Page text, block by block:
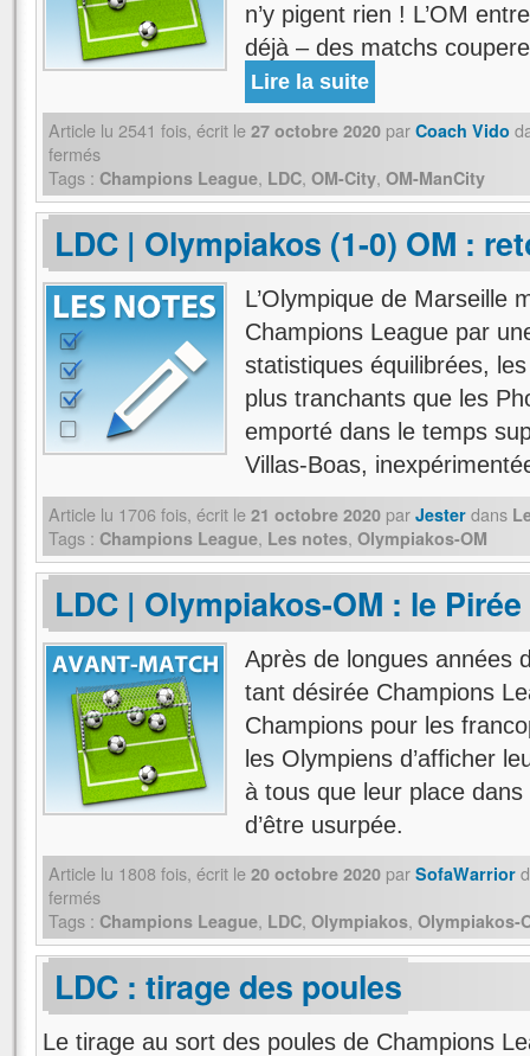
n’y pigent rien ! L’OM
déjà – des matchs
Lire la suite
Article lu 2541 fois, écrit le 27 octobre 2020 par Coach Vido
fermés
Tags : Champions League, LDC, OM-City, OM-ManCity
LDC | Olympiakos (1-0) OM :
L’Olympique de Marseille
Champions League par
statistiques équilibrées,
plus tranchants que les
emporté dans le temps
Villas-Boas,
Article lu 1706 fois, écrit le 21 octobre 2020 par Jester dans
Tags : Champions League, Les notes, Olympiakos-OM
LDC | Olympiakos-OM : le
Après de longues années
tant désirée Champions
Champions pour les
les Olympiens d’afficher
à tous que leur place
d’être usurpée.
Article lu 1808 fois, écrit le 20 octobre 2020 par SofaWarrior
fermés
Tags : Champions League, LDC, Olympiakos, Olympiakos-
LDC : tirage des poules
Le tirage au sort des poules de Champions